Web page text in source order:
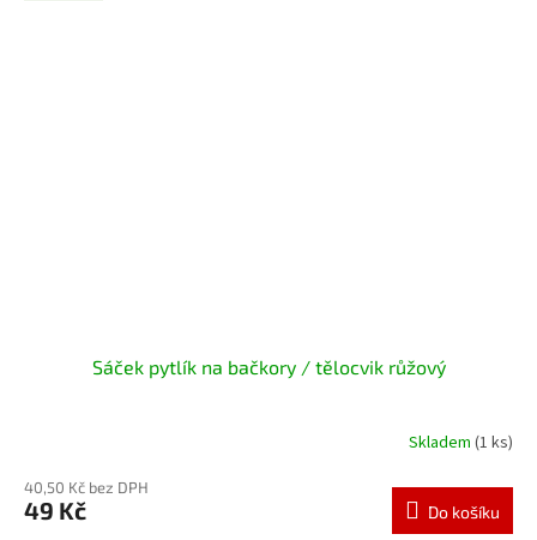
Sáček pytlík na bačkory / tělocvik růžový
Skladem (1 ks)
40,50 Kč bez DPH
49 Kč Do košíku